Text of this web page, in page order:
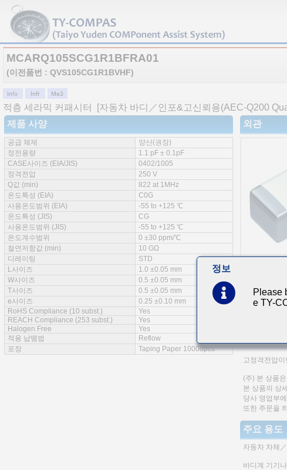
MCARQ105SCG1R1BFRA01
(이전품번 : QVS105CG1R1BVHF)
적층 세라믹 커패시터
[자동차 바디／인포&고신뢰용(AEC-Q200
제품 사양
공급 체제
양산(권장)
정전용량
1.1 pF ± 0.1pF
CASE사이즈 (EIA/JIS)
0402/1005
정격전압
250 V
Q값 (min)
822 at 1MHz
온도특성 (EIA)
C0G
사용온도범위 (EIA)
-55 to +125 ℃
온도특성 (JIS)
CG
사용온도범위 (JIS)
-55 to +125 ℃
온도계수범위
0 ±30 ppm/℃
절연저항값 (min)
10 GΩ
디레이팅
STD
L사이즈
1.0 ±0.05 mm
W사이즈
0.5 ±0.05 mm
T사이즈
0.5 ±0.05 mm
e사이즈
0.25 ±0.10 mm
RoHS Compliance (10 subst.)
Yes
REACH Compliance (253 subst.)
Yes
Halogen Free
Yes
적용 납땜법
Reflow
포장
Taping Paper 10000pcs
외관
적층자기 커
고정격전압
(주) 본 상품
본 상품의 상
당사 영업부
또한 주문을
주요 용도
자동차 차체
바디계 기기
정보
Please
e TY-